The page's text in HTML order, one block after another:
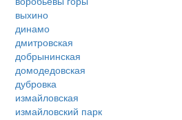
выхино
динамо
дмитровская
добрынинская
домодедовская
дубровка
измайловская
измайловский парк